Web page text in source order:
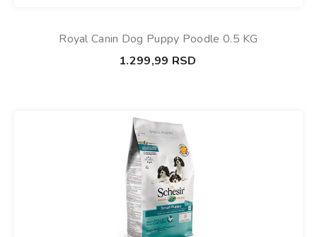
Royal Canin Dog Puppy Poodle 0.5 KG
1.299,99 RSD